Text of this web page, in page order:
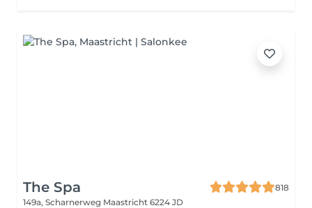
The Spa
818
149a, Scharnerweg Maastricht 6224 JD